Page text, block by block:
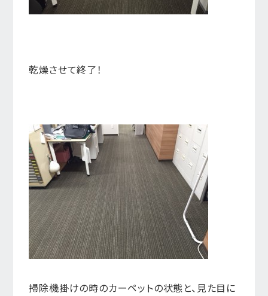
乾燥させて終了！
掃除機掛けの時のカーペットの状態と、見た目に